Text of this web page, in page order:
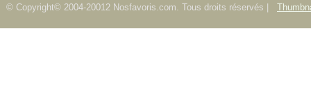
© Copyright© 2004-20012 Nosfavoris.com. Tous droits réservés |